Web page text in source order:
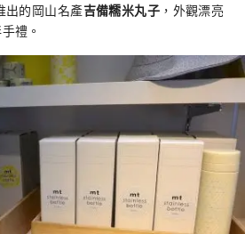
出的岡山名產吉備糯米丸子 ，外觀漂亮
禮。